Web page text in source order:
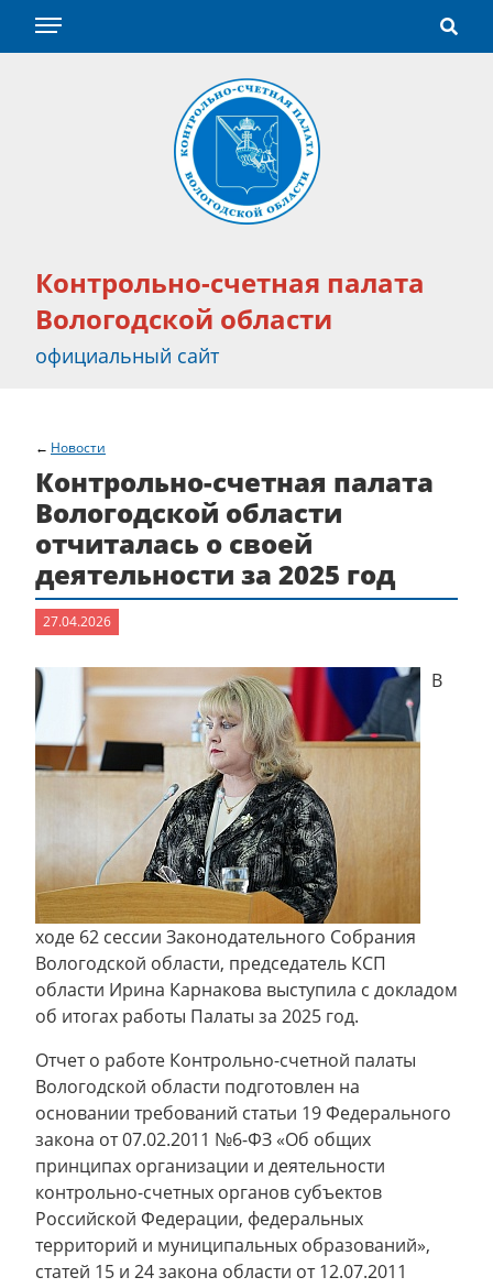
Контрольно-счетная палата
Вологодской области
официальный сайт
Новости
Контрольно-счетная палата
Вологодской области
отчиталась о своей
деятельности за 2025 год
27.04.2026
В
ходе 62 сессии Законодательного Собрания
Вологодской области, председатель КСП
области Ирина Карнакова выступила с докладом
об итогах работы Палаты за 2025 год.
Отчет о работе Контрольно-счетной палаты
Вологодской области подготовлен на
основании требований статьи 19 Федерального
закона от 07.02.2011 №6-ФЗ «Об общих
принципах организации и деятельности
контрольно-счетных органов субъектов
Российской Федерации, федеральных
территорий и муниципальных образований»,
статей 15 и 24 закона области от 12.07.2011